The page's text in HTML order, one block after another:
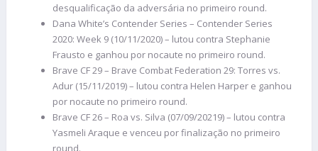
desqualificação da adversária no primeiro round.
Dana White’s Contender Series – Contender Series
2020: Week 9 (10/11/2020) – lutou contra Stephanie
Frausto e ganhou por nocaute no primeiro round.
Brave CF 29 – Brave Combat Federation 29: Torres vs.
Adur (15/11/2019) – lutou contra Helen Harper e ganhou
por nocaute no primeiro round.
Brave CF 26 – Roa vs. Silva (07/09/20219) – lutou contra
Yasmeli Araque e venceu por finalização no primeiro
round.